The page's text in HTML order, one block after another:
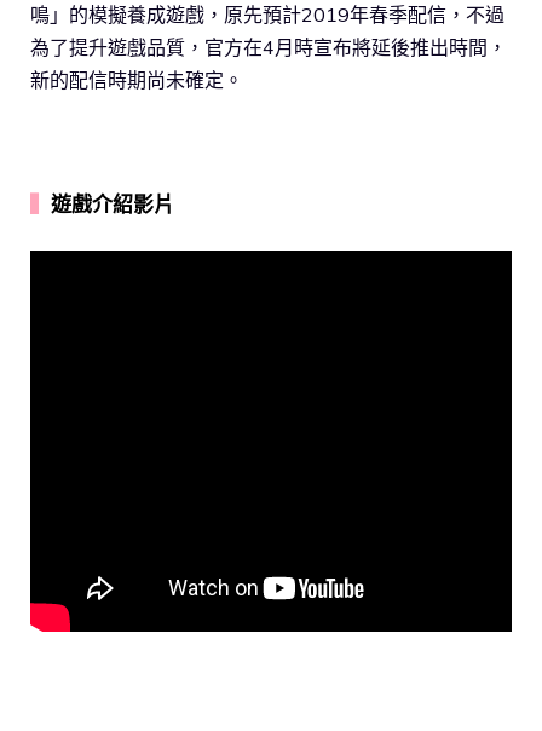
鳴」的模擬養成遊戲，原先預計2019年春季配信，不過
為了提升遊戲品質，官方在4月時宣布將延後推出時間，
新的配信時期尚未確定。
遊戲介紹影片